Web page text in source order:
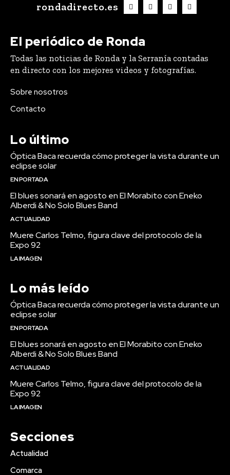
rondadirecto.es
El periódico de Ronda
Todas las noticias de Ronda y la Serranía contadas
en directo con los mejores videos y fotografías.
Sobre nosotros
Contacto
Lo último
Óptica Baca recuerda cómo proteger la vista durante un
eclipse solar
EN PORTADA
El blues sonará en agosto en El Morabito con Eneko
Alberdi & No Solo Blues Band
ACTUALIDAD
Muere Carlos Telmo, figura clave del protocolo de la
Expo 92
LA IMAGEN
Lo más leído
Óptica Baca recuerda cómo proteger la vista durante un
eclipse solar
EN PORTADA
El blues sonará en agosto en El Morabito con Eneko
Alberdi & No Solo Blues Band
ACTUALIDAD
Muere Carlos Telmo, figura clave del protocolo de la
Expo 92
LA IMAGEN
Secciones
Actualidad
Comarca